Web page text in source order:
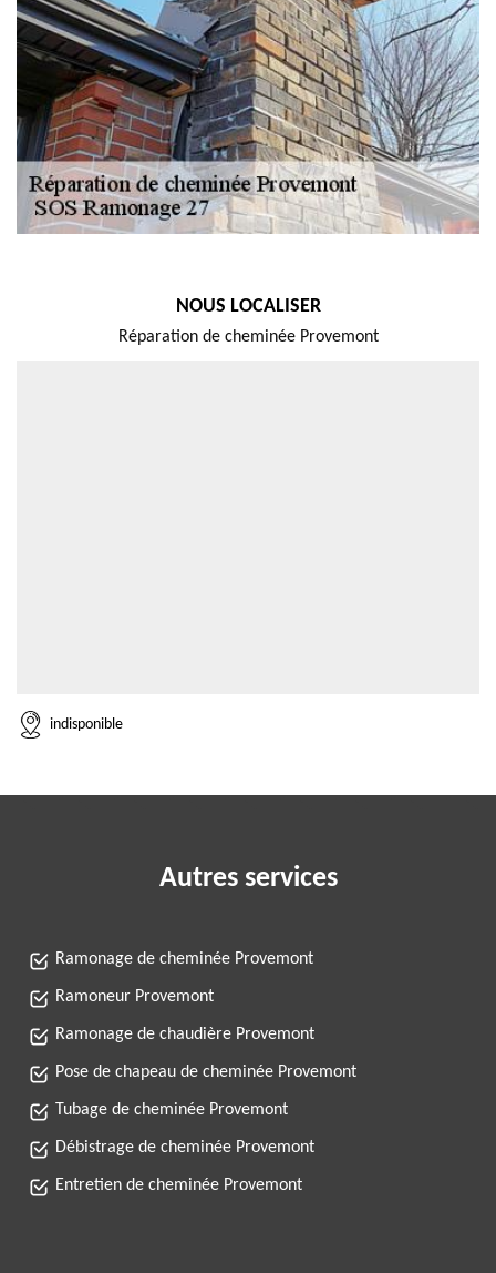
NOUS LOCALISER
Réparation de cheminée Provemont
indisponible
Autres services
Ramonage de cheminée Provemont
Ramoneur Provemont
Ramonage de chaudière Provemont
Pose de chapeau de cheminée Provemont
Tubage de cheminée Provemont
Débistrage de cheminée Provemont
Entretien de cheminée Provemont